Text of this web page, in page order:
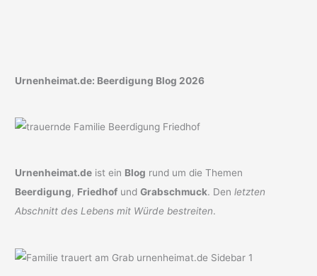
Urnenheimat.de: Beerdigung Blog 2026
Urnenheimat.de ist ein Blog rund um die Themen
Beerdigung, Friedhof undGrabschmuck. Denletzten
Abschnitt des Lebens mit Würde bestreiten.